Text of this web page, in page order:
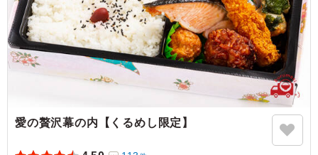
5.0 青少協関前南地区
野菜の味付けがとても上品で、しかも健康的な薄味だった
ことも皆から好評を頂きました。 フタを開けた時の見栄
え、第一印象が非常に良く、食欲をそそる感じで嬉しかっ
たです。
東京都武蔵野市関前2022/11/01
愛の贅沢幕の内【くるめし限定】